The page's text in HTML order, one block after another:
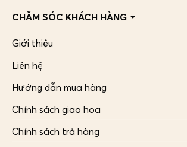
CHĂM SÓC KHÁCH HÀNG
Giới thiệu
Liên hệ
Hướng dẫn mua hàng
Chính sách giao hoa
Chính sách trả hàng